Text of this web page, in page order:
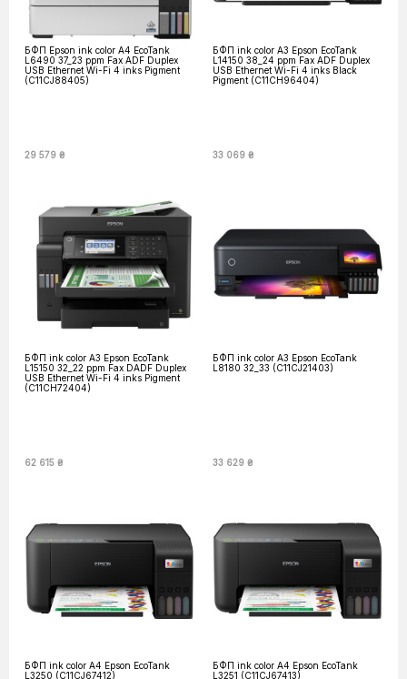
БФП Epson ink color A4 EcoTank
L6490 37_23 ppm Fax ADF Duplex
USB Ethernet Wi-Fi 4 inks Pigment
(C11CJ88405)
29 579 ₴
БФП ink color A3 Epson EcoTank
L14150 38_24 ppm Fax ADF Duplex
USB Ethernet Wi-Fi 4 inks Black
Pigment (C11CH96404)
33 069 ₴
БФП ink color A3 Epson EcoTank
L15150 32_22 ppm Fax DADF Duplex
USB Ethernet Wi-Fi 4 inks Pigment
(C11CH72404)
62 615 ₴
БФП ink color A3 Epson EcoTank
L8180 32_33 (C11CJ21403)
33 629 ₴
БФП ink color A4 Epson EcoTank
L3250 (C11CJ67412)
БФП ink color A4 Epson EcoTank
L3251 (C11CJ67413)